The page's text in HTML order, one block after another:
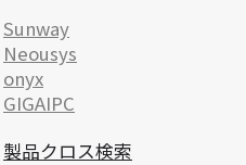
Sunway
Neousys
onyx
GIGAIPC
製品クロス検索